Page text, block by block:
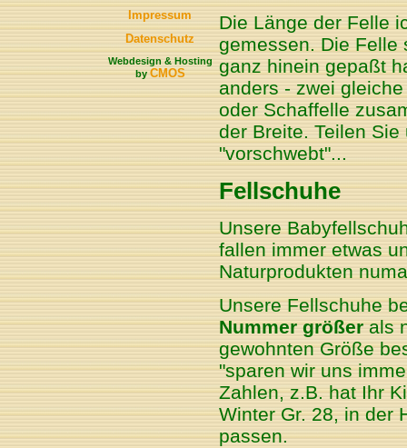
Impressum
Datenschutz
Webdesign & Hosting
byCMOS
Die Länge der Felle
gemessen. Die Felle
ganz hinein gepaßt
anders - zwei
oder Schaffelle
der Breite. Teilen
"vorschwebt"...
Fellschuhe
Unsere
fallen immer etwas
Naturprodukten
Unsere Fellschuhe
Nummer größerals
gewohnten Größe
"sparen wir uns
Zahlen, z.B. hat Ihr
Winter Gr. 28, in der
passen.